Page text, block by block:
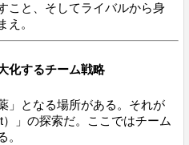
こと、そしてライバルから身
え。
化するチーム戦略
」となる場所がある。それが
）」の探索だ。ここではチーム
。